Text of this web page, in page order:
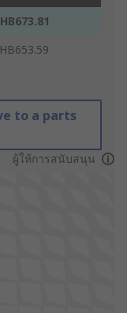
to a parts
ผู้ให้การสนับสนุน